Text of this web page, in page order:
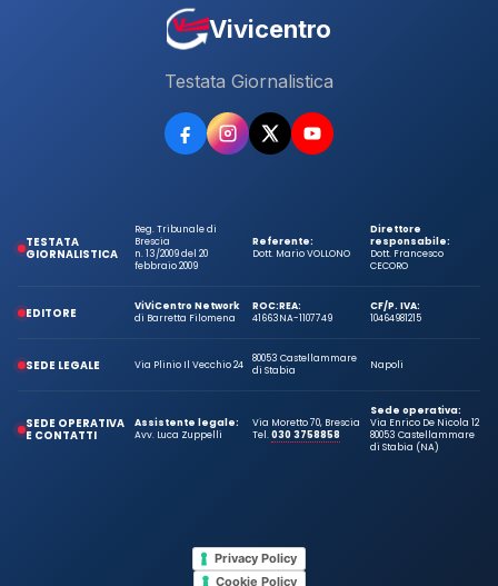
Vivicentro
Testata Giornalistica
TESTATA
GIORNALISTICA
Reg. Tribunale di
Brescia
n. 13/2009 del 20
febbraio 2009
Referente:
Dott. Mario VOLLONO
Direttore
responsabile:
Dott. Francesco
CECORO
EDITORE
ViViCentro Network
di Barretta Filomena
ROC:
41663
REA:
NA-1107749
CF/P. IVA:
10464981215
SEDE LEGALE Via Plinio Il Vecchio 24
80053 Castellammare
di Stabia
Napoli
SEDE OPERATIVA
E CONTATTI
Assistente legale:
Avv. Luca Zuppelli
Via Moretto 70, Brescia
Tel.030 3758858
Sede operativa:
Via Enrico De Nicola 12
80053 Castellammare
di Stabia (NA)
Privacy Policy
Cookie Policy